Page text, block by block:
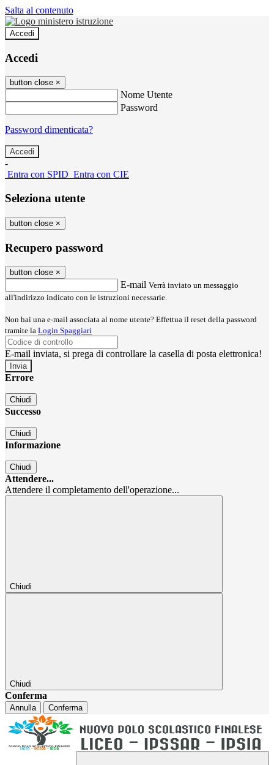
Salta al contenuto
Accedi
Accedi
button close ×
Nome Utente
Password
Password dimenticata?
-
Entra con SPID Entra con CIE
Seleziona utente
button close ×
Recupero password
button close ×
E-mail Verrà inviato un messaggio
all'indirizzo indicato con le istruzioni necessarie.
Non hai una e-mail associata al nome utente? Effettua il reset della password
tramite la Login Spaggiari
E-mail inviata, si prega di controllare la casella di posta elettronica!
Errore
Chiudi
Successo
Chiudi
Informazione
Chiudi
Attendere...
Attendere il completamento dell'operazione...
Chiudi
Chiudi
Conferma
Annulla Conferma